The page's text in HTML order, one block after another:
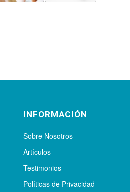
INFORMACIÓN
Sobre Nosotros
Artículos
Testimonios
Políticas de Privacidad